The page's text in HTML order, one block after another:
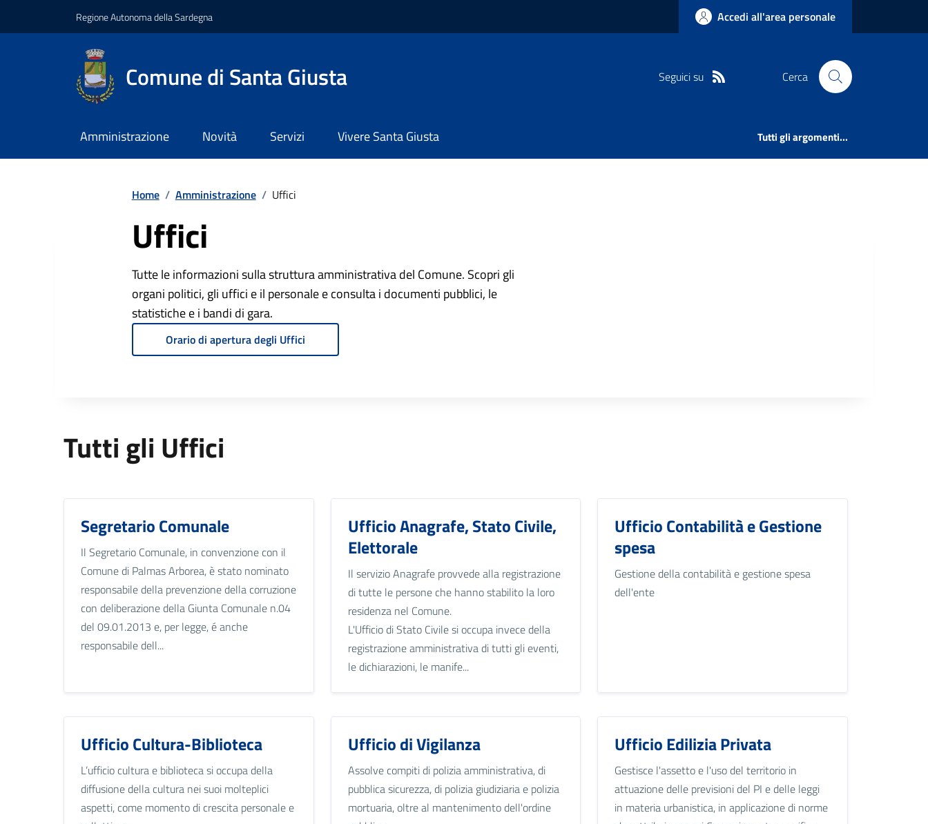
Regione Autonoma della Sardegna Accedi all'area personale
Comune di Santa Giusta Seguici su Cerca
Amministrazione Novità Servizi Vivere Santa Giusta Tutti gli argomenti...
Home / Amministrazione / Uffici
Uffici
Tutte le informazioni sulla struttura amministrativa del Comune. Scopri gli
organi politici, gli uffici e il personale e consulta i documenti pubblici, le
statistiche e i bandi di gara.
Orario di apertura degli Uffici
Tutti gli Uffici
Segretario Comunale
Il Segretario Comunale, in convenzione con il
Comune di Palmas Arborea, è stato nominato
responsabile della prevenzione della corruzione
con deliberazione della Giunta Comunale n.04
del 09.01.2013 e, per legge, é anche
responsabile dell...
Ufficio Anagrafe, Stato Civile,
Elettorale
Il servizio Anagrafe provvede alla registrazione
di tutte le persone che hanno stabilito la loro
residenza nel Comune.
L'Ufficio di Stato Civile si occupa invece della
registrazione amministrativa di tutti gli eventi,
le dichiarazioni, le manife...
Ufficio Contabilità e Gestione
spesa
Gestione della contabilità e gestione spesa
dell'ente
Ufficio Cultura-Biblioteca
L’ufficio cultura e biblioteca si occupa della
diffusione della cultura nei suoi molteplici
aspetti, come momento di crescita personale e
Ufficio di Vigilanza
Assolve compiti di polizia amministrativa, di
pubblica sicurezza, di polizia giudiziaria e polizia
mortuaria, oltre al mantenimento dell'ordine
Ufficio Edilizia Privata
Gestisce l'assetto e l'uso del territorio in
attuazione delle previsioni del PI e delle leggi
in materia urbanistica, in applicazione di norme